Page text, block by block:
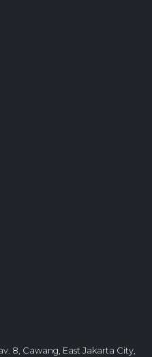
8, Cawang, East Jakarta City,